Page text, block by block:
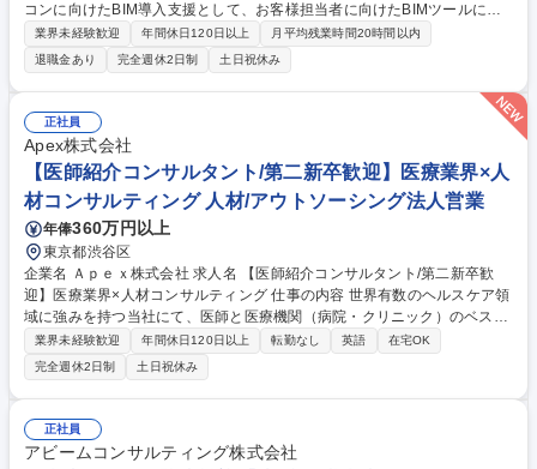
コンに向けたBIM導入支援として、お客様担当者に向けたBIMツールに関
するインストラクター（教育・研修）業務に従事していただきます。クラ
イアント先が導入されているBIMについて、施工現場での業務 効率化のた
めにクライアント先に合わせたアドインツールの使用方法に関する教育・
研修業務をお任せします。BIMツールの操作に関しては入社後に基本操作
から研修いたしますのでご安心ください。現場の声を聴きながら対応いた
だきますので、BIMに関するスキルを習得・向上させることが可能です。
使用ツール：T-fas、Rebroなど（未経験でも可） 募集職種 ★1day選考会
実施中★【大阪市】BIM導入支援業務/インストラクター※未経験可
業界未経験歓迎 年間休日120日以上
月平均残業時間20時間以内
退職金あり
完全週休2日制 土日祝休み
正社員
Apex株式会社
【医師紹介コンサルタント/第二新卒歓迎】医療業界×人
材コンサルティング 人材/アウトソーシング法人営業
年俸360万円以上
東京都渋谷区
企業名 Ａｐｅｘ株式会社 求人名 【医師紹介コンサルタント/第二新卒歓
迎】医療業界×人材コンサルティング 仕事の内容 世界有数のヘルスケア領
域に強みを持つ当社にて、医師と医療機関（病院・クリニック）のベスト
マッチングを実現する、医師紹介コンサルタント業務をお任せいたしま
す。医療関係の仕事をされている方歓迎です！ ≪詳細≫ ■医師へのヒアリ
ング、求人紹介、面接対策、条件交渉等の成約支援 ■医療機関への求人ニ
ーズ深耕、候補者紹介、新規開拓 ■ソーシャルメディア等を活用したソー
シング戦略の実行 ■新規チーム立ち上げに伴うプロセス構築への関与 募集
職種 【医師紹介コンサルタント/第二新卒歓迎】医療業界×人材コンサルテ
業界未経験歓迎 年間休日120日以上 転勤なし 英語
在宅OK
完全週休2日制
土日祝休み
正社員
アビームコンサルティング株式会社